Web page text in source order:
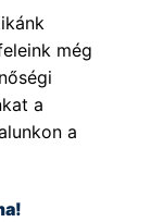
még
a
a